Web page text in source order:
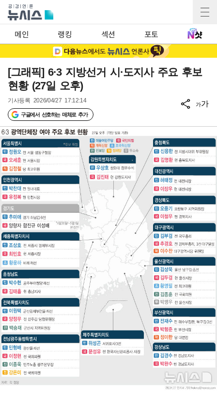
메인 랭킹 섹션 포토
[그래픽] 6·3 지방선거 시·도지사 주요 후보
현황 (27일 오후)
기사등록 2026/04/27 17:12:14
구글에서 선호하는 매체로 추가
가가